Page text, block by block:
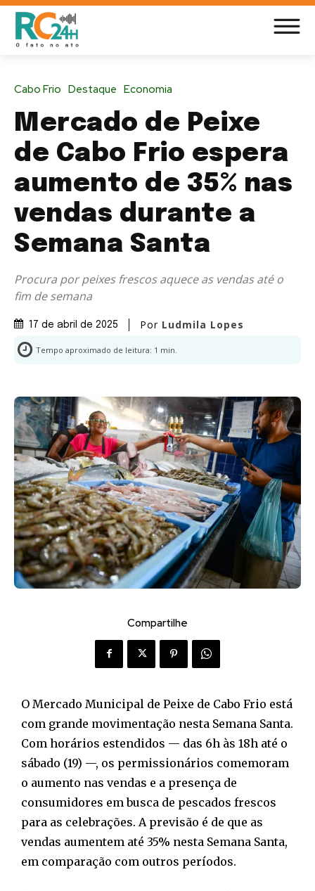
Cabo Frio Destaque Economia
Mercado de Peixe
de Cabo Frio espera
aumento de 35% nas
vendas durante a
Semana Santa
Procura por peixes frescos aquece as vendas até o
fim de semana
17 de abril de 2025 Por Ludmila Lopes
Tempo aproximado de leitura: 1 min.
Compartilhe
O Mercado Municipal de Peixe de Cabo Frio está
com grande movimentação nesta Semana Santa.
Com horários estendidos — das 6h às 18h até o
sábado (19) —, os permissionários comemoram
o aumento nas vendas e a presença de
consumidores em busca de pescados frescos
para as celebrações. A previsão é de que as
vendas aumentem até 35% nesta Semana Santa,
em comparação com outros períodos.